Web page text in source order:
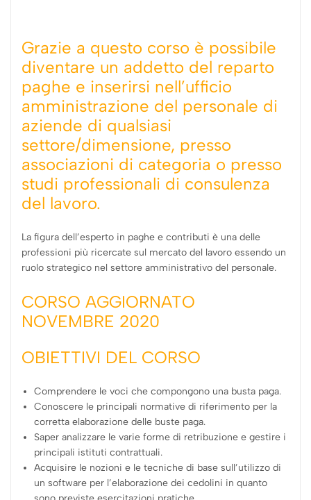
Grazie a questo corso è possibile
diventare un addetto del reparto
paghe e inserirsi nell’ufficio
amministrazione del personale di
aziende di qualsiasi
settore/dimensione, presso
associazioni di categoria o presso
studi professionali di consulenza
del lavoro.
La figura dell’esperto in paghe e contributi è una delle
professioni più ricercate sul mercato del lavoro essendo un
ruolo strategico nel settore amministrativo del personale.
CORSO AGGIORNATO
NOVEMBRE 2020
OBIETTIVI DEL CORSO
Comprendere le voci che compongono una busta paga.
Conoscere le principali normative di riferimento per la
corretta elaborazione delle buste paga.
Saper analizzare le varie forme di retribuzione e gestire i
principali istituti contrattuali.
Acquisire le nozioni e le tecniche di base sull’utilizzo di
un software per l’elaborazione dei cedolini in quanto